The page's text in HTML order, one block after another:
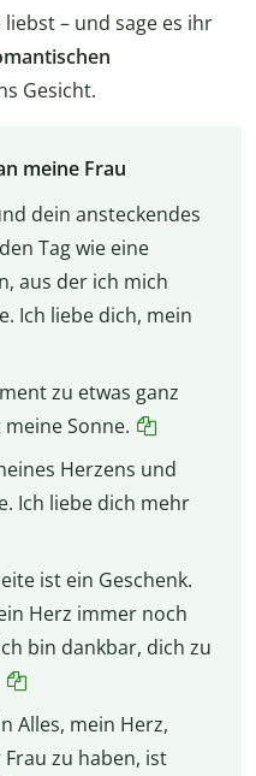
liebst – und sage es ihr
Gesicht.
meine Frau
dein ansteckendes
Tag wie eine
aus der ich mich
Ich liebe dich, mein
zu etwas ganz
Sonne.
Herzens und
Ich liebe dich mehr
ist ein Geschenk.
Herz immer noch
bin dankbar, dich zu
Alles, mein Herz,
zu haben, ist